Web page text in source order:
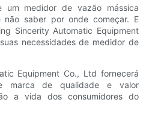
um medidor de vazão mássica
não saber por onde começar. E
Sincerity Automatic Equipment
necessidades de medidor de
Equipment Co., Ltd fornecerá
marca de qualidade e valor
a vida dos consumidores do